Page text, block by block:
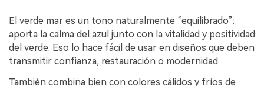
El verde mar es un tono naturalmente “equilibrado”:
aporta la calma del azul junto con la vitalidad y positividad
del verde. Eso lo hace fácil de usar en diseños que deben
transmitir confianza, restauración o modernidad.
También combina bien con colores cálidos y fríos de